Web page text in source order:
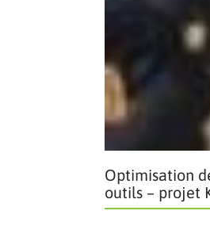
Optimisation
outils – projet